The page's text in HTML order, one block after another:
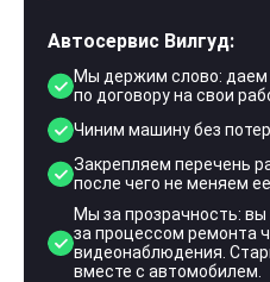
Автосервис Вилгуд:
Мы держим слово: даем
по договору на свои
Чиним машину без
Закрепляем перечень
после чего не меняем ее
Мы за прозрачность:
за процессом ремонта
видеонаблюдения.
вместе с автомобилем.